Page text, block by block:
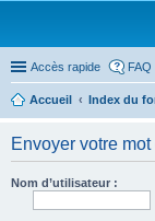
Accès rapide FAQ
Accueil
Index du
Envoyer votre
Nom d’utilisateur :